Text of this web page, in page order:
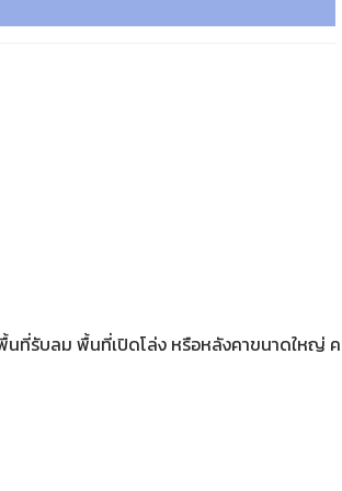
พื้นที่รับลม พื้นที่เปิดโล่ง หรือหลังคาขนาดใหญ่ ค